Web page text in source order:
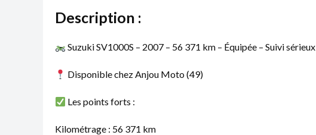
Description :
Suzuki SV1000S – 2007 – 56 371 km – Équipée – Suivi sérieux
Disponible chez Anjou Moto (49)
Les points forts :
Kilométrage : 56 371 km